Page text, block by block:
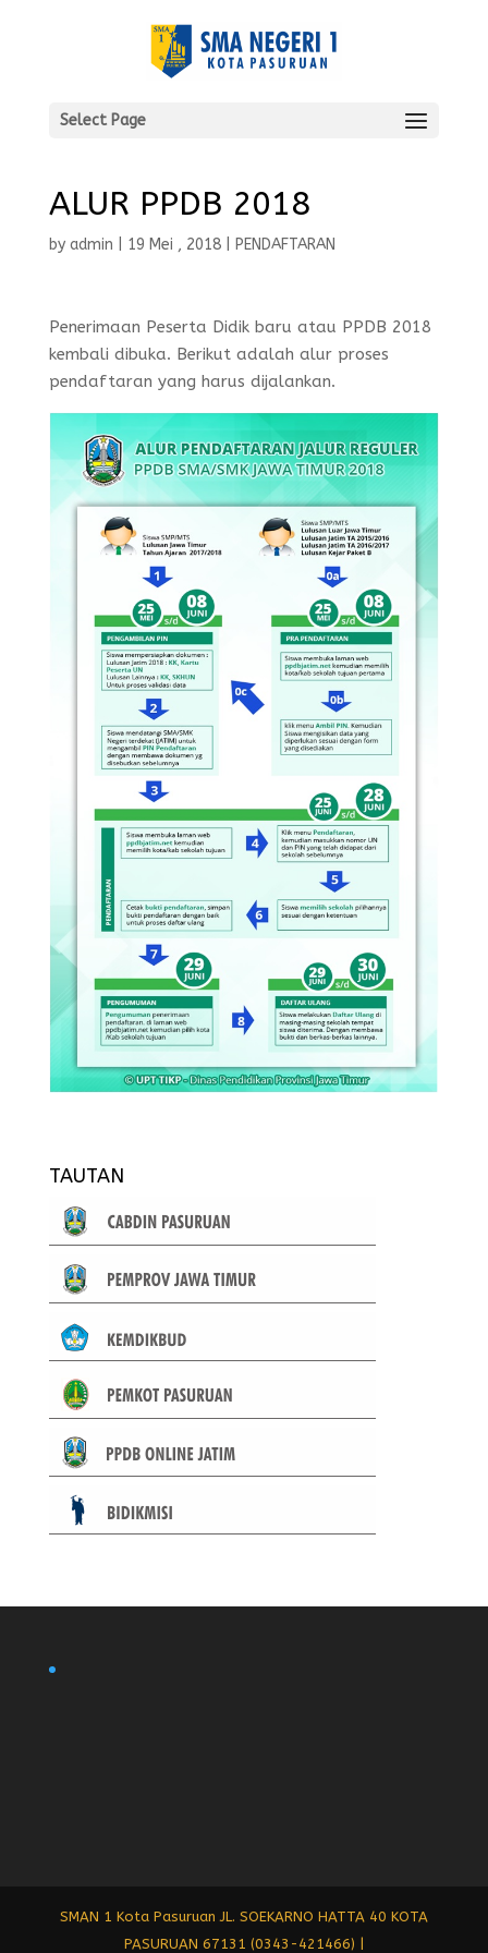
Select Page
ALUR PPDB 2018
by admin 19 Mei , 2018| PENDAFTARAN
Penerimaan Peserta Didik baru atau PPDB 2018
kembali dibuka. Berikut adalah alur proses
pendaftaran yang harus dijalankan.
TAUTAN
SMAN 1 Kota Pasuruan JL. SOEKARNO HATTA 40 KOTA
PASURUAN 67131 (0343-421466) |